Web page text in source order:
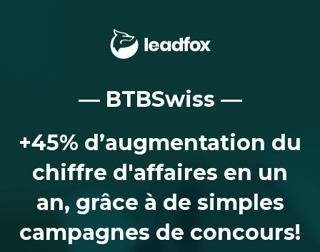
― BTBSwiss ―
+45% d’augmentation du
chiffre d'affaires en un
an, grâce à de simples
campagnes de concours!